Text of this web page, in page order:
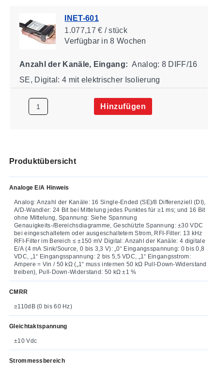
INET-601
1.077,17 € / stück
Verfügbarin 8 Wochen
Anzahl der Kanäle, Eingang: Analog: 8 DIFF/16
SE, Digital: 4 mit elektrischer Isolierung
Hinzufügen
Produktübersicht
Analoge E/A Hinweis
Analog: Anzahl der Kanäle: 16 Single-Ended (SE)/8 Differenziell (DI),
A/D-Wandler: 24 Bit bei Mittelung jedes Punktes für ≥1 ms; und 16 Bit
ohne Mittelung, Spannung: Siehe Spannung
Genauigkeits-/Bereichsdiagramme, Geschützte Spannung: ±30 VDC
bei eingeschaltetem oder ausgeschaltetem Strom, RFI-Filter: 13 kHz
RFI-Filter im Bereich ≤ ±150 mV Digital: Anzahl der Kanäle: 4 digitale
E/A (4 mA Sink/Source, 0 bis 3,3 V): „0“ Eingangsspannung: 0 bis 0,8
VDC, „1“ Eingangsspannung: 2 bis 5,5 VDC, „1“ Eingangsstrom:
Ampere = Vin / 50 kΩ („1“ muss internen 50 kΩ Pull-Down-Widerstand
treiben), Pull-Down-Widerstand: 50 kΩ ±1 %
CMRR
≥110dB (0 bis 60 Hz)
Gleichtaktspannung
±10 Vdc
Strommessbereich